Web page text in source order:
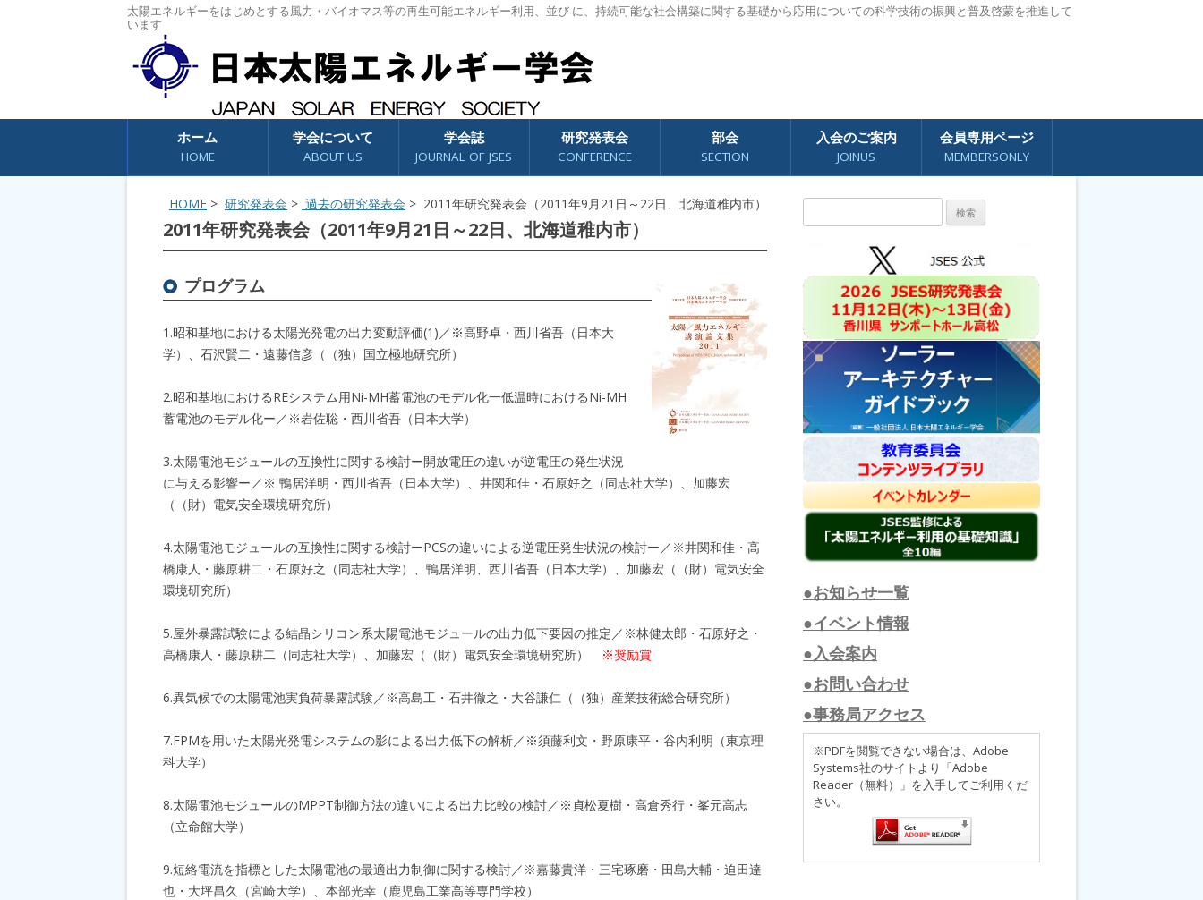
太陽エネルギーをはじめとする風力・バイオマス等の再生可能エネルギー利用、並び に、持続可能な社会構築に関する基礎から応用についての科学技術の振興と普及啓蒙を推進して
います
コンテンツへスキップ
ホーム
HOME
学会について
ABOUT US
学会誌
JOURNAL OF JSES
研究発表会
CONFERENCE
部会
SECTION
入会のご案内
JOINUS
会員専用ページ
MEMBERSONLY
HOME > 研究発表会 > 過去の研究発表会 > 2011年研究発表会（2011年9月21日～22日、北海道稚内市）
2011年研究発表会（2011年9月21日～22日、北海道稚内市）
プログラム
1.昭和基地における太陽光発電の出力変動評価(1)／※高野卓・西川省吾（日本大
学）、石沢賢二・遠藤信彦（（独）国立極地研究所）
2.昭和基地におけるREシステム用Ni-MH蓄電池のモデル化一低温時におけるNi-MH
蓄電池のモデル化ー／※岩佐聡・西川省吾（日本大学）
3.太陽電池モジュールの互換性に関する検討ー開放電圧の違いが逆電圧の発生状況
に与える影響ー／※ 鴨居洋明・西川省吾（日本大学）、井関和佳・石原好之（同志社大学）、加藤宏
（（財）電気安全環境研究所）
4.太陽電池モジュールの互換性に関する検討ーPCSの違いによる逆電圧発生状況の検討ー／※井関和佳・高
橋康人・藤原耕二・石原好之（同志社大学）、鴨居洋明、西川省吾（日本大学）、加藤宏（（財）電気安全
環境研究所）
5.屋外暴露試験による結晶シリコン系太陽電池モジュールの出力低下要因の推定／※林健太郎・石原好之・
高橋康人・藤原耕二（同志社大学）、加藤宏（（財）電気安全環境研究所）
※奨励賞
6.異気候での太陽電池実負荷暴露試験／※高島工・石井徹之・大谷謙仁（（独）産業技術総合研究所）
7.FPMを用いた太陽光発電システムの影による出力低下の解析／※須藤利文・野原康平・谷内利明（東京理
科大学）
8.太陽電池モジュールのMPPT制御方法の違いによる出力比較の検討／※貞松夏樹・高倉秀行・峯元高志
（立命館大学）
9.短絡電流を指標とした太陽電池の最適出力制御に関する検討／※嘉藤貴洋・三宅琢磨・田島大輔・迫田達
也・大坪昌久（宮崎大学）、本部光幸（鹿児島工業高等専門学校）
索:
●お知らせ一覧
●イベント情報
●入会案内
●お問い合わせ
●事務局アクセス
※PDFを閲覧できない場合は、Adobe
Systems社のサイトより「Adobe
Reader（無料）」を入手してご利用くだ
さい。